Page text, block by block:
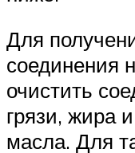
Для
соединения
очистить
грязи, жира
масла. Для